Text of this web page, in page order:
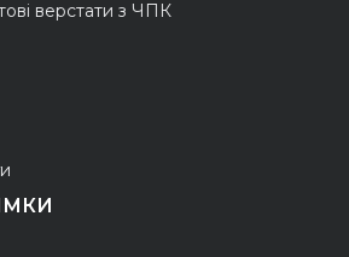
верстати з ЧПК